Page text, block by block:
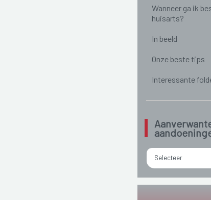
Wanneer ga ik
huisarts?
In beeld
Onze beste tips
Interessante
Selecteer